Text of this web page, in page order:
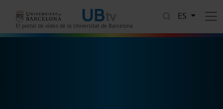
El portal de vídeo de la Universitat de Barcelona
ES